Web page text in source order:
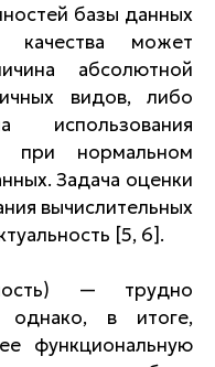
базы данных
качества может
абсолютной
видов, либо
использования
при нормальном
Задача оценки
вычислительных
[5, 6].
— трудно
однако, в итоге,
функциональную